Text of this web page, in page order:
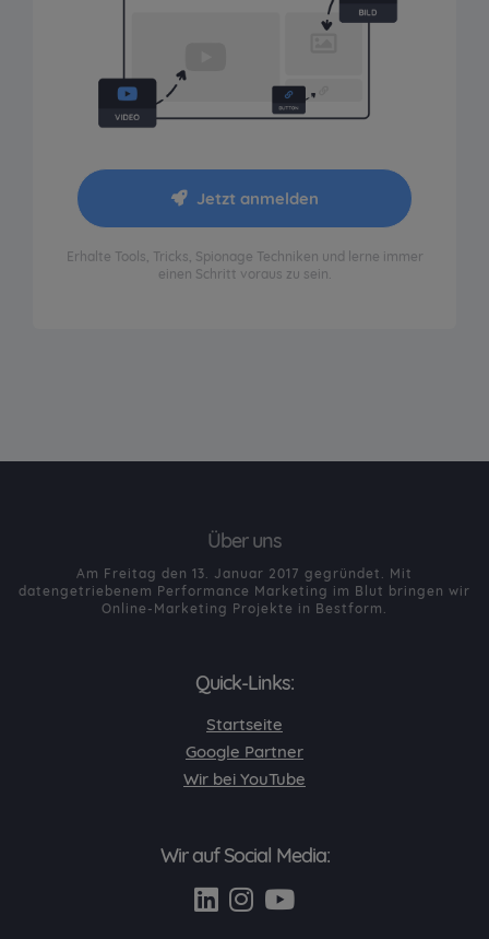
Jetzt anmelden
Erhalte Tools, Tricks, Spionage Techniken und lerne immer
einen Schritt voraus zu sein.
Über uns
Am Freitag den 13. Januar 2017 gegründet. Mit
datengetriebenem Performance Marketing im Blut bringen wir
Online-Marketing Projekte in Bestform.
Quick-Links:
Startseite
Google Partner
Wir bei YouTube
Wir auf Social Media: